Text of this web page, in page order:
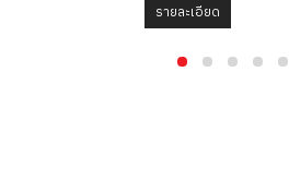
รายละเอียด